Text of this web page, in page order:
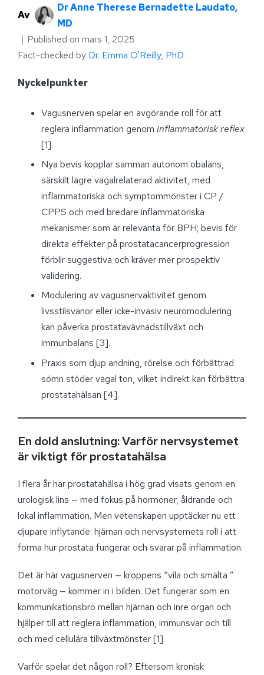
Av
Dr Anne Therese Bernadette Laudato,
MD
｜ Published on mars 1, 2025
Fact-checked by Dr. Emma O'Reilly, PhD
Nyckelpunkter
Vagusnerven spelar en avgörande roll för att
reglera inflammation genom inflammatorisk reflex
[1].
Nya bevis kopplar samman autonom obalans,
särskilt lägre vagalrelaterad aktivitet, med
inflammatoriska och symptommönster i CP /
CPPS och med bredare inflammatoriska
mekanismer som är relevanta för BPH; bevis för
direkta effekter på prostatacancerprogression
förblir suggestiva och kräver mer prospektiv
validering.
Modulering av vagusnervaktivitet genom
livsstilsvanor eller icke-invasiv neuromodulering
kan påverka prostatavävnadstillväxt och
immunbalans [3].
Praxis som djup andning, rörelse och förbättrad
sömn stöder vagal ton, vilket indirekt kan förbättra
prostatahälsan [4].
En dold anslutning: Varför nervsystemet
är viktigt för prostatahälsa
I flera år har prostatahälsa i hög grad visats genom en
urologisk lins — med fokus på hormoner, åldrande och
lokal inflammation. Men vetenskapen upptäcker nu ett
djupare inflytande: hjärnan och nervsystemets roll i att
forma hur prostata fungerar och svarar på inflammation.
Det är här vagusnerven — kroppens “vila och smälta ”
motorväg — kommer in i bilden. Det fungerar som en
kommunikationsbro mellan hjärnan och inre organ och
hjälper till att reglera inflammation, immunsvar och till
och med cellulära tillväxtmönster [1].
Varför spelar det någon roll? Eftersom kronisk